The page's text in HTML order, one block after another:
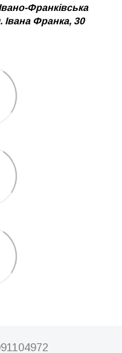
Франківська
Івана Франка, 30